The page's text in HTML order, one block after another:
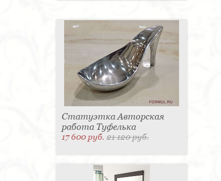
Статуэтка Авторская
работа Туфелька
17 600 руб.21 120 руб.